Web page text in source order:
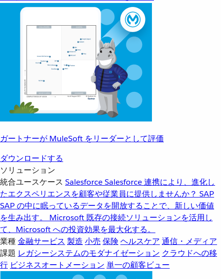
ガートナーが MuleSoft をリーダーとして評価
ダウンロードする
ソリューション
統合ユースケース SalesforceSalesforce 連携により、進化し
たエクスペリエンスを顧客や従業員に提供しませんか？ SAP
SAP の中に眠っているデータを開放することで、新しい価値
を生み出す。
Microsoft 既存の接続ソリューションを活用し
て、Microsoft への投資効果を最大化する。
業種金融サービス 製造 小売 保険 ヘルスケア 通信・メディア
課題 レガシーシステムのモダナイゼーション クラウドへの移
行 ビジネスオートメーション 単一の顧客ビュー